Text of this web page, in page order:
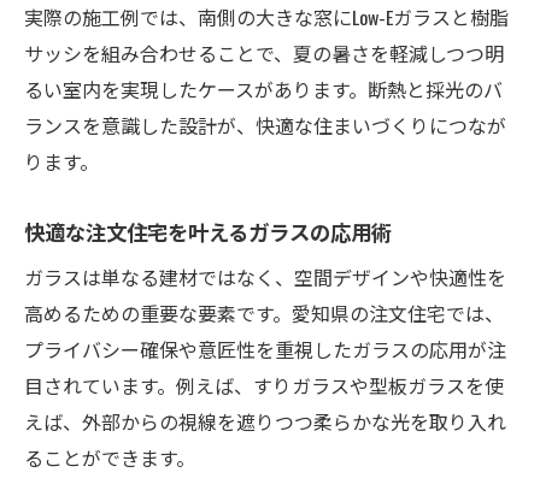
実際の施工例では、南側の大きな窓にLow-Eガラスと樹脂
サッシを組み合わせることで、夏の暑さを軽減しつつ明
るい室内を実現したケースがあります。断熱と採光のバ
ランスを意識した設計が、快適な住まいづくりにつなが
ります。
快適な注文住宅を叶えるガラスの応用術
ガラスは単なる建材ではなく、空間デザインや快適性を
高めるための重要な要素です。愛知県の注文住宅では、
プライバシー確保や意匠性を重視したガラスの応用が注
目されています。例えば、すりガラスや型板ガラスを使
えば、外部からの視線を遮りつつ柔らかな光を取り入れ
ることができます。